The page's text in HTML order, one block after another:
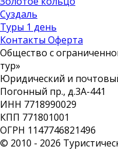
Суздаль
Туры 1 день
Контакты Оферта
Общество с
тур»
Юридический и
Погонный пр., д.3А-441
ИНН 7718990029
КПП 771801001
ОГРН 1147746821496
© 2010 - 2026